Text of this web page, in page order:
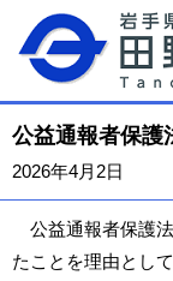
公益通報者保護
2026年4月2日
公益通報者保護
たことを理由とし